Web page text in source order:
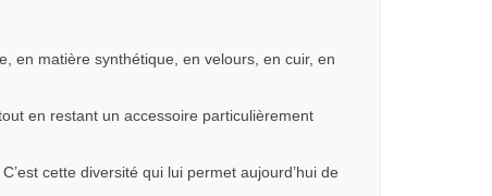
en matière synthétique, en velours, en cuir, en
en restant un accessoire particulièrement
cette diversité qui lui permet aujourd’hui de